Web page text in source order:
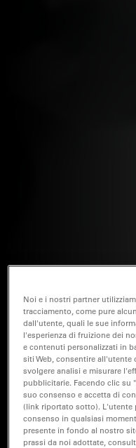
Noi e i nostri partner
tracciamento, come pure
dall'utente, quali le sue
l'esperienza di fruizione dei
e contenuti personalizzati in
siti Web, consentire all'utente
svolgere analisi e misurare
pubblicitarie. Facendo clic su
suo consenso e accetta di
(link riportato sotto). L'utente
consenso in qualsiasi
presente in fondo al nostro
prassi da noi adottate,